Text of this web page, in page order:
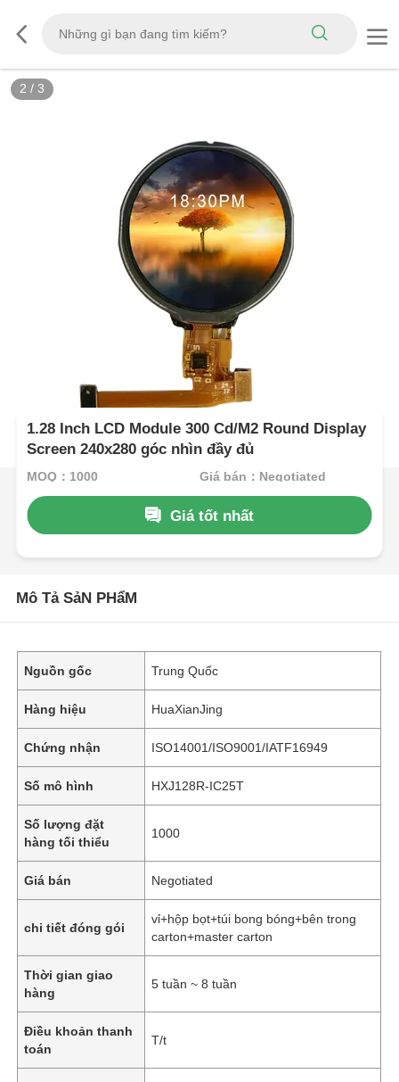
2 / 3
1.28 Inch LCD Module 300 Cd/M2 Round Display
Screen 240x280 góc nhìn đầy đủ
MOQ：1000 Giá bán：Negotiated
Giá tốt nhất
Mô Tả SảN PHẩM
Nguồn gốc Trung Quốc
Hàng hiệu HuaXianJing
Chứng nhận ISO14001/ISO9001/IATF16949
Số mô hình HXJ128R-IC25T
Số lượng đặt
hàng tối thiểu
1000
Giá bán Negotiated
chi tiết đóng gói
vỉ+hộp bọt+túi bong bóng+bên trong
carton+master carton
Thời gian giao
hàng
5 tuần ~ 8 tuần
Điều khoản thanh
toán
T/t